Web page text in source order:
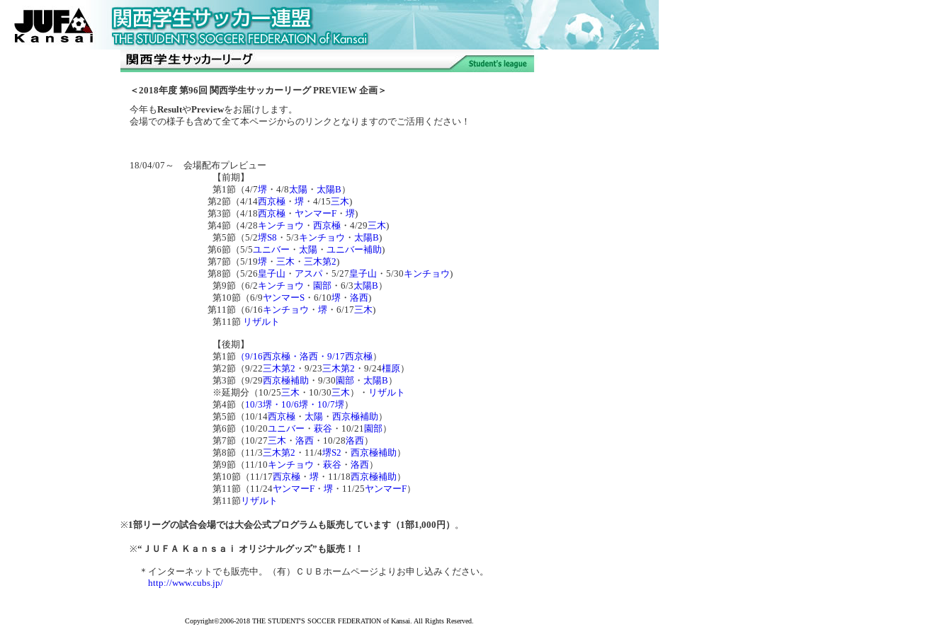
＜2018年度 第96回 関西学生サッカーリーグ PREVIEW 企画＞
今年もResultやPreviewをお届けします。
会場での様子も含めて全て本ページからのリンクとなりますのでご活用ください！
18/04/07～ 会場配布プレビュー
【前期】
第1節（4/7堺 ・4/8太陽 ・ 太陽B ）
第2節（4/14西京極 ・ 堺 ・4/15三木)
第3節（4/18西京極 ・ ヤンマーF ・ 堺)
第4節（4/28キンチョウ ・ 西京極 ・4/29三木)
第5節（5/2堺S8 ・5/3キンチョウ ・ 太陽B)
第6節（5/5ユニバー ・ 太陽 ・ ユニバー補助)
第7節（5/19堺 ・ 三木 ・ 三木第2)
第8節（5/26皇子山 ・ アスパ ・5/27皇子山 ・5/30キンチョウ)
第9節（6/2キンチョウ ・ 園部 ・6/3太陽B ）
第10節（6/9ヤンマーS ・6/10堺 ・ 洛西)
第11節（6/16キンチョウ ・ 堺 ・6/17三木)
第11節 リザルト
【後期】
第1節 （9/16西京極・洛西・9/17西京極）
第2節（9/22三木第2 ・9/23三木第2 ・9/24橿原 ）
第3節（9/29西京極補助 ・9/30 園部 ・ 太陽B ）
※延期分（10/25三木 ・10/30三木 ）・ リザルト
第4節（ 10/3堺・10/6堺・10/7堺）
第5節（10/14西京極 ・ 太陽 ・ 西京極補助 ）
第6節（10/20ユニバー ・ 萩谷 ・10/21 園部）
第7節（10/27三木 ・ 洛西 ・10/28洛西 ）
第8節（11/3三木第2 ・11/4堺S2 ・ 西京極補助 ）
第9節（11/10キンチョウ ・ 萩谷 ・ 洛西 ）
第10節（11/17西京極 ・ 堺 ・11/18西京極補助 ）
第11節（11/24ヤンマーF ・ 堺 ・11/25ヤンマーF）
第11節 リザルト
※1部リーグの試合会場では大会公式プログラムも販売しています（1部1,000円） 。
※“ＪＵＦＡ Ｋａｎｓａｉ オリジナルグッズ”も販売！！
＊インターネットでも販売中。（有）ＣＵＢホームページよりお申し込みください。
http://www.cubs.jp/
Copyright©2006-2018 THE STUDENT'S SOCCER FEDERATION of Kansai. All Rights Reserved.